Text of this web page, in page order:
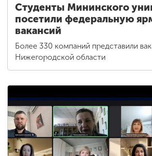
Студенты Мининского
посетили федеральную
вакансий
Более 330 компаний представили
Нижегородской области